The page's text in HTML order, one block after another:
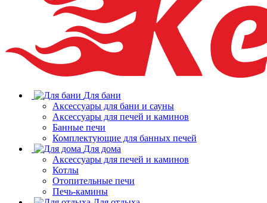
Для бани
Аксессуары для бани и сауны
Аксессуары для печей и каминов
Банные печи
Комплектующие для банных печей
Для дома
Аксессуары для печей и каминов
Котлы
Отопительные печи
Печь-камины